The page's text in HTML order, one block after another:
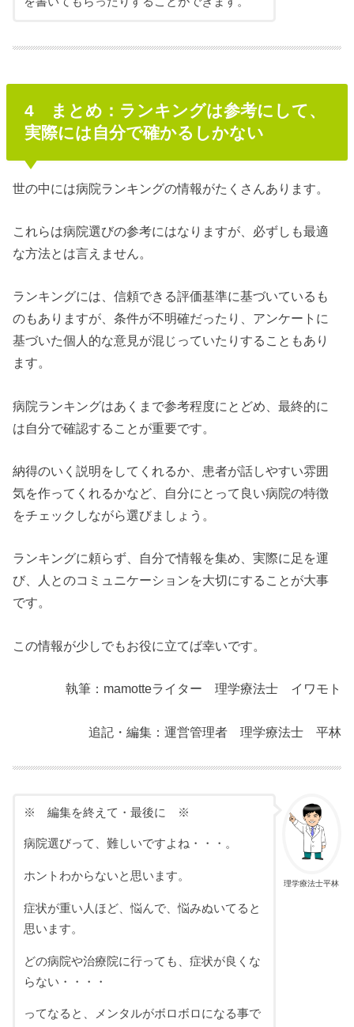
4 まとめ：ランキングは参考にして、
実際には自分で確かるしかない
世の中には病院ランキングの情報がたくさんあります。
これらは病院選びの参考にはなりますが、必ずしも最適
な方法とは言えません。
ランキングには、信頼できる評価基準に基づいているも
のもありますが、条件が不明確だったり、アンケートに
基づいた個人的な意見が混じっていたりすることもあり
ます。
病院ランキングはあくまで参考程度にとどめ、最終的に
は自分で確認することが重要です。
納得のいく説明をしてくれるか、患者が話しやすい雰囲
気を作ってくれるかなど、自分にとって良い病院の特徴
をチェックしながら選びましょう。
ランキングに頼らず、自分で情報を集め、実際に足を運
び、人とのコミュニケーションを大切にすることが大事
です。
この情報が少しでもお役に立てば幸いです。
執筆：mamotteライター 理学療法士 イワモト
追記・編集：運営管理者 理学療法士 平林
理学療法士平林
※ 編集を終えて・最後に ※
病院選びって、難しいですよね・・・。
ホントわからないと思います。
症状が重い人ほど、悩んで、悩みぬいてると
思います。
どの病院や治療院に行っても、症状が良くな
らない・・・・
ってなると、メンタルがボロボロになる事で